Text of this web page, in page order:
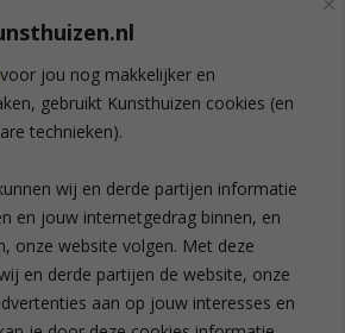
voor jou nog makkelijker en
gebruikt Kunsthuizen cookies (en
technieken).
wij en derde partijen informatie
en jouw internetgedrag binnen, en
onze website volgen. Met deze
en derde partijen de website, onze
aan op jouw interesses en